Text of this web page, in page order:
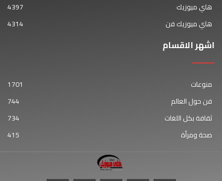
هاي ميوزيك
4397
هاي ميوزيك فن
4314
اشهر الاقسام
منوعات
1701
فن حول العالم
744
ثقافة بكل اللغات
734
صحة ومرأة
415